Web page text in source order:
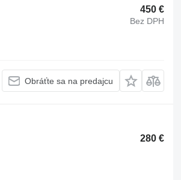
450 €
Bez DPH
Obráťte sa na predajcu
280 €